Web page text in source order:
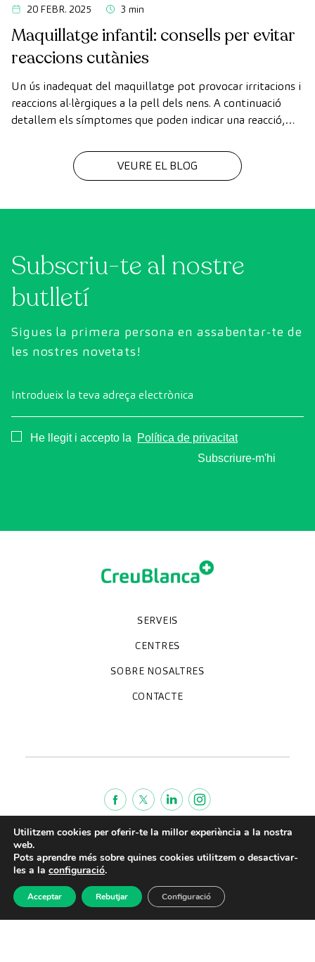
20 FEBR. 2025 3 min
Maquillatge infantil: consells per evitar
reaccions cutànies
Un ús inadequat del maquillatge pot provocar irritacions i
reaccions al·lèrgiques a la pell dels nens. A continuació
detallem els símptomes que poden indicar una reacció,
maquillatge de manera més segura.
VEURE EL BLOG
Subscriu-te al nostre
butlletí
Sigues la primera persona en assabentar-te de
les nostres novetats!
Introdueix la teva adreça electrònica
Consentimiento
He llegit i accepto la
Política de privacitat
Subscriure-m'hi
SERVEIS
Especialitats
Proves diagnòstiques
Revisions mèdiques
Unitats especialitzades
CENTRES
Clínica CreuBlanca
CreuBlanca Tarradellas
Diagnosis Médica
Hospital CreuBlanca Maresme
SOBRE NOSALTRES
Qui som
Treballa amb nosaltres
Blog
CreuBlanca Empreses
Preguntes freqüents
CONTACTE
Termes de servei
Avis legal
Política de privacitat
Política de qualitat
Utilitzem cookies per oferir-te la millor experiència a la nostra
web.
Pots aprendre més sobre quines cookies utilitzem o desactivar-
les a la configuració.
Acceptar Rebutjar Configuració